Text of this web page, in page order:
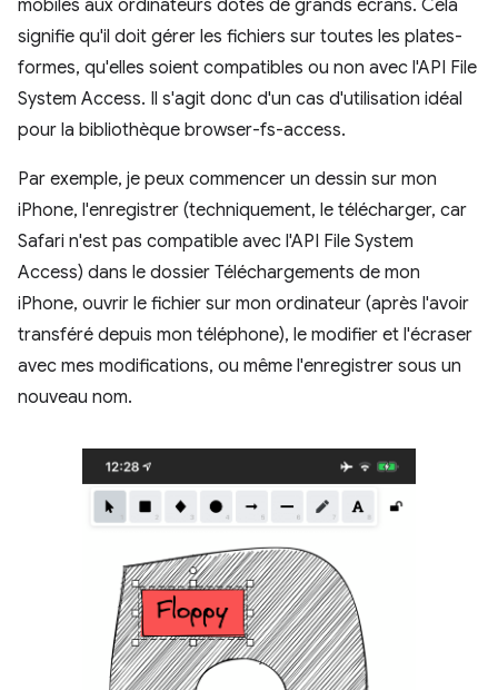
mobiles aux ordinateurs dotés de grands écrans. Cela
signifie qu'il doit gérer les fichiers sur toutes les plates-
formes, qu'elles soient compatibles ou non avec l'API File
System Access. Il s'agit donc d'un cas d'utilisation idéal
pour la bibliothèque browser-fs-access.
Par exemple, je peux commencer un dessin sur mon
iPhone, l'enregistrer (techniquement, le télécharger, car
Safari n'est pas compatible avec l'API File System
Access) dans le dossier Téléchargements de mon
iPhone, ouvrir le fichier sur mon ordinateur (après l'avoir
transféré depuis mon téléphone), le modifier et l'écraser
avec mes modifications, ou même l'enregistrer sous un
nouveau nom.